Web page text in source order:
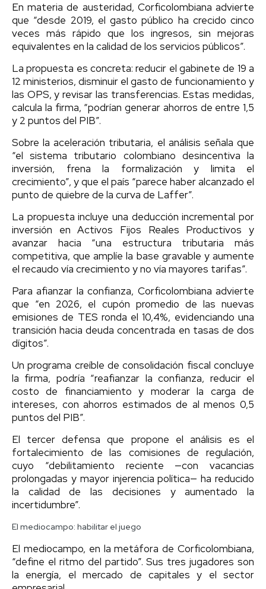
En materia de austeridad, Corficolombiana advierte
que “desde 2019, el gasto público ha crecido cinco
veces más rápido que los ingresos, sin mejoras
equivalentes en la calidad de los servicios públicos”.
La propuesta es concreta: reducir el gabinete de 19 a
12 ministerios, disminuir el gasto de funcionamiento y
las OPS, y revisar las transferencias. Estas medidas,
calcula la firma, “podrían generar ahorros de entre 1,5
y 2 puntos del PIB”.
Sobre la aceleración tributaria, el análisis señala que
“el sistema tributario colombiano desincentiva la
inversión, frena la formalización y limita el
crecimiento”, y que el país “parece haber alcanzado el
punto de quiebre de la curva de Laffer”.
La propuesta incluye una deducción incremental por
inversión en Activos Fijos Reales Productivos y
avanzar hacia “una estructura tributaria más
competitiva, que amplíe la base gravable y aumente
el recaudo vía crecimiento y no vía mayores tarifas”.
Para afianzar la confianza, Corficolombiana advierte
que “en 2026, el cupón promedio de las nuevas
emisiones de TES ronda el 10,4%, evidenciando una
transición hacia deuda concentrada en tasas de dos
dígitos”.
Un programa creíble de consolidación fiscal concluye
la firma, podría “reafianzar la confianza, reducir el
costo de financiamiento y moderar la carga de
intereses, con ahorros estimados de al menos 0,5
puntos del PIB”.
El tercer defensa que propone el análisis es el
fortalecimiento de las comisiones de regulación,
cuyo “debilitamiento reciente —con vacancias
prolongadas y mayor injerencia política— ha reducido
la calidad de las decisiones y aumentado la
incertidumbre”.
El mediocampo: habilitar el juego
El mediocampo, en la metáfora de Corficolombiana,
“define el ritmo del partido”. Sus tres jugadores son
la energía, el mercado de capitales y el sector